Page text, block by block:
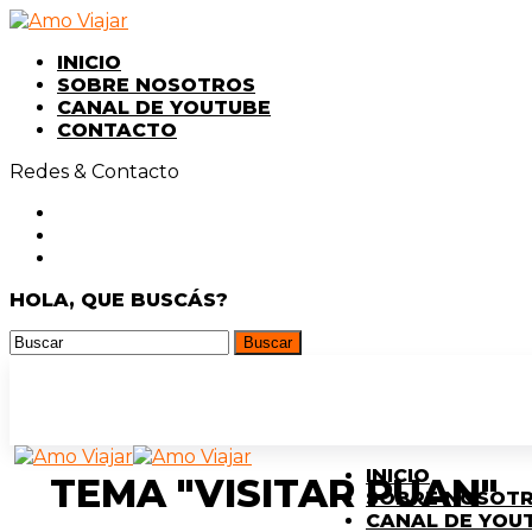
INICIO
SOBRE NOSOTROS
CANAL DE YOUTUBE
CONTACTO
Redes & Contacto
HOLA, QUE BUSCÁS?
INICIO
SOBRE
CANAL DE
TEMA "VISITAR PUAN"